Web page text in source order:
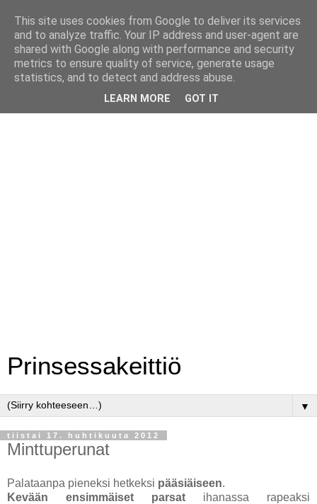
Prinsessakeittiö
▼
tiistai 17. huhtikuuta 2012
Minttuperunat
Palataanpa pieneksi hetkeksi pääsiäiseen.
Kevään ensimmäiset parsat ihanassa rapeaksi
This site uses cookies from Google to deliver its services
and to analyze traffic. Your IP address and user-agent are
shared with Google along with performance and security
metrics to ensure quality of service, generate usage
statistics, and to detect and address abuse.
LEARN MORE GOT IT